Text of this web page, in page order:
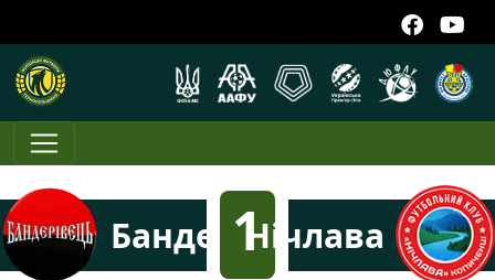
Бандерівець
1
Нічлава